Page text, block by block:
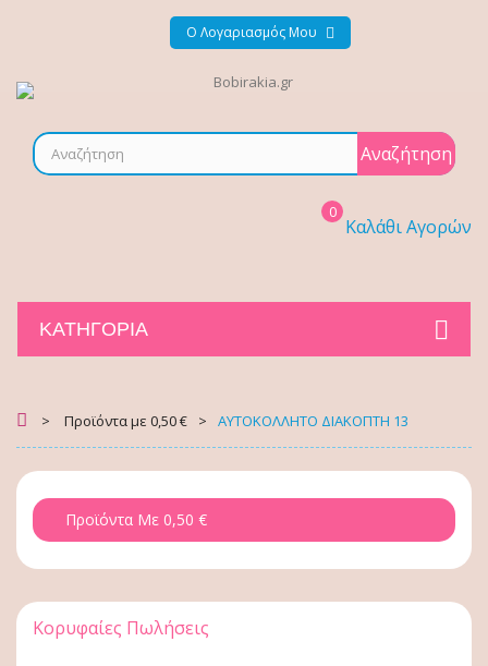
Ο Λογαριασμός Μου
Αναζήτηση
Καλάθι Αγορών
0
ΚΑΤΗΓΟΡΊΑ
> Προϊόντα με 0,50 € > ΑΥΤΟΚΟΛΛΗΤΟ ΔΙΑΚΟΠΤΗ 13
Προϊόντα Με 0,50 €
Κορυφαίες Πωλήσεις